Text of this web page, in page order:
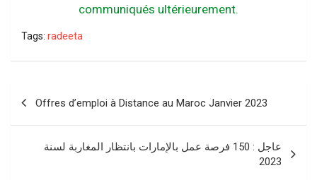
communiqués ultérieurement.
Tags: radeeta
l’article
Offres d’emploi à Distance au Maroc Janvier 2023
عاجل : 150 فرصة عمل بالإمارات بانتظار المغاربة لسنة
2023